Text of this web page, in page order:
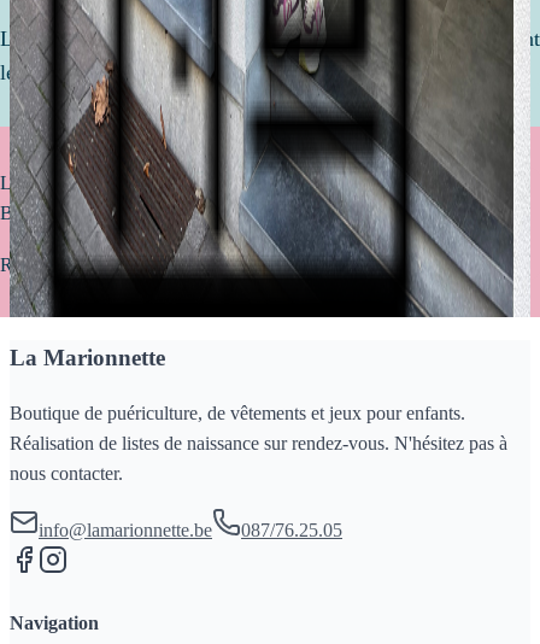
Le but ? Être équipé de l'essentiel pour accueillir votre enfant
le plus sereinement avec des articles de qualité.
Livraison offerte à partir de 75€ d’achat (uniquement valable pour la
Belgique)
Retrait gratuit en magasin sous 2 à 4 jours
La Marionnette
Boutique de puériculture, de vêtements et jeux pour enfants.
Réalisation de listes de naissance sur rendez-vous. N'hésitez pas à
nous contacter.
info@lamarionnette.be 087/76.25.05
Navigation